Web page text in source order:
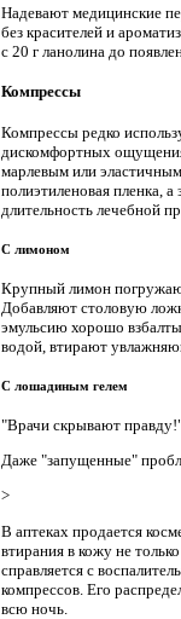
Надевают медицинские
без красителей и
с 20 г ланолина до
Компрессы
Компрессы редко
дискомфортных
марлевым или
полиэтиленовая пленка,
длительность лечебной
С лимоном
Крупный лимон
Добавляют столовую
эмульсию хорошо
водой, втирают
С лошадиным гелем
"Врачи скрывают
Даже "запущенные"
>
В аптеках продается
втирания в кожу не
справляется с
компрессов. Его
всю ночь.